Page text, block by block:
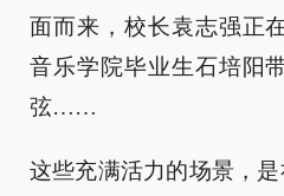
面而来，校长袁志强正
音乐学院毕业生石培阳
弦……
这些充满活力的场景，